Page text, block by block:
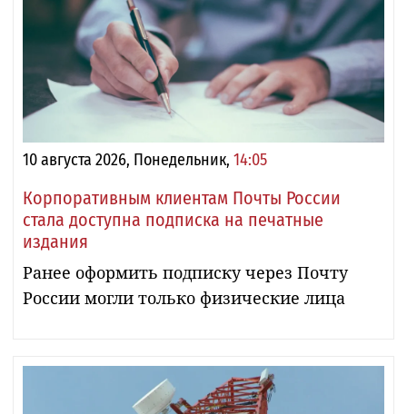
10 августа 2026, Понедельник, 14:05
Корпоративным клиентам Почты России
стала доступна подписка на печатные
издания
Ранее оформить подписку через Почту
России могли только физические лица